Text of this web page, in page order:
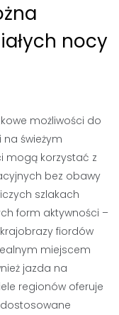
nocy
możliwości do
świeżym
mogą korzystać z
bez obawy
szlakach
form aktywności –
fiordów
miejscem
jazda na
regionów oferuje